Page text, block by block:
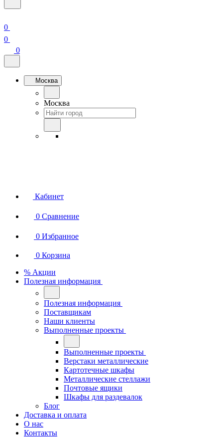
0
0
0
Москва
Москва
Кабинет
0 Сравнение
0 Избранное
0 Корзина
% Акции
Полезная информация
Полезная информация
Поставщикам
Наши клиенты
Выполненные проекты
Выполненные проекты
Верстаки металлические
Картотечные шкафы
Металлические стеллажи
Почтовые ящики
Шкафы для раздевалок
Блог
Доставка и оплата
О нас
Контакты